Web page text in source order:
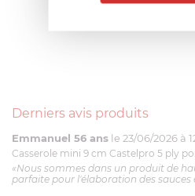
Derniers avis produits
Emmanuel 56 ans le 23/06/2026 à
Casserole mini 9 cm Castelpro 5 ply
«Nous sommes dans un produit de
parfaite pour l'élaboration des sauces